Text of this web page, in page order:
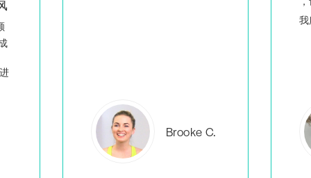
Everlea B.